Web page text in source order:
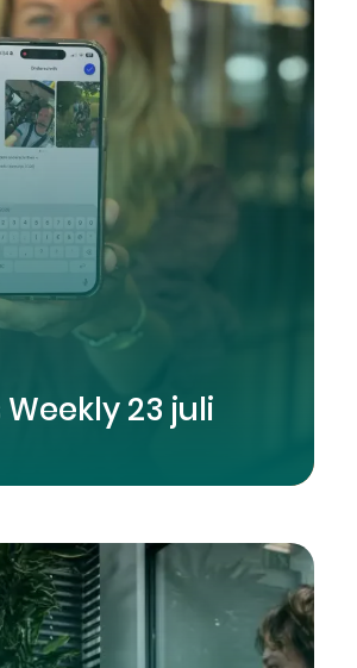
23 juli